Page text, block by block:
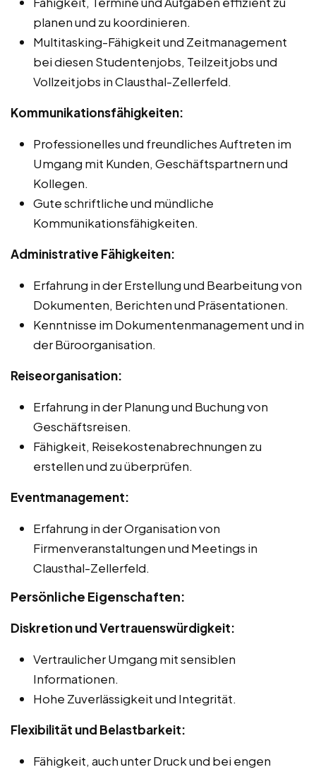
planen und zu koordinieren.
Multitasking-Fähigkeit und Zeitmanagement
bei diesen Studentenjobs, Teilzeitjobs und
Vollzeitjobs in Clausthal-Zellerfeld.
Kommunikationsfähigkeiten:
Professionelles und freundliches Auftreten im
Umgang mit Kunden, Geschäftspartnern und
Kollegen.
Gute schriftliche und mündliche
Kommunikationsfähigkeiten.
Administrative Fähigkeiten:
Erfahrung in der Erstellung und Bearbeitung von
Dokumenten, Berichten und Präsentationen.
Kenntnisse im Dokumentenmanagement und in
der Büroorganisation.
Reiseorganisation:
Erfahrung in der Planung und Buchung von
Geschäftsreisen.
Fähigkeit, Reisekostenabrechnungen zu
erstellen und zu überprüfen.
Eventmanagement:
Erfahrung in der Organisation von
Firmenveranstaltungen und Meetings in
Clausthal-Zellerfeld.
Persönliche Eigenschaften:
Diskretion und Vertrauenswürdigkeit:
Vertraulicher Umgang mit sensiblen
Informationen.
Hohe Zuverlässigkeit und Integrität.
Flexibilität und Belastbarkeit:
Fähigkeit, auch unter Druck und bei engen